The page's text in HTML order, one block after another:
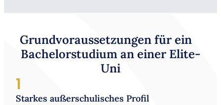
Grundvoraussetzungen für ein
Bachelorstudium an einer Elite-
Uni
1
Starkes außerschulisches Profil